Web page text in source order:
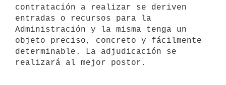
contratación a realizar se deriven
entradas o recursos para la
Administración y la misma tenga un
objeto preciso, concreto y fácilmente
determinable. La adjudicación se